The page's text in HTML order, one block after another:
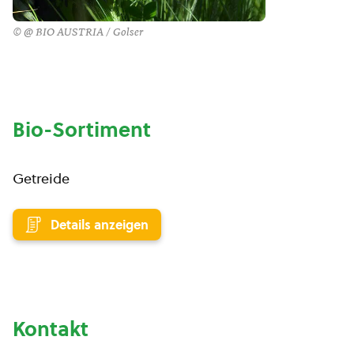
© @ BIO AUSTRIA / Golser
Bio-Sortiment
Getreide
Details anzeigen
Kontakt